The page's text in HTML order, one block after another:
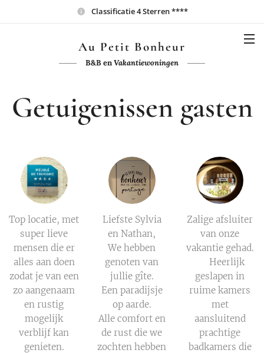
Classificatie 4 Sterren ****
Au Petit Bonheur
B&B enVakantiewoningen
Getuigenissen gasten
Top locatie, met
super lieve
mensen die er
alles aan doen
zodat je van een
zo aangenaam
en rustig
mogelijk
verblijf kan
genieten.
Liefste Sylvia
en Nathan,
We hebben
genoten van
jullie gîte.
Een paradijsje
op aarde.
Alle comfort en
de rust die we
zochten hebben
Zalige afsluiter
van onze
vakantie gehad.
😎 Heerlijk
geslapen in
ruime kamers
met
aansluitend
prachtige
badkamers die